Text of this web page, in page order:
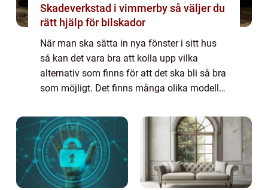
Skadeverkstad i vimmerby så väljer du
rätt hjälp för bilskador
När man ska sätta in nya fönster i sitt hus
så kan det vara bra att kolla upp vilka
alternativ som finns för att det ska bli så bra
som möjligt. Det finns många olika modeller